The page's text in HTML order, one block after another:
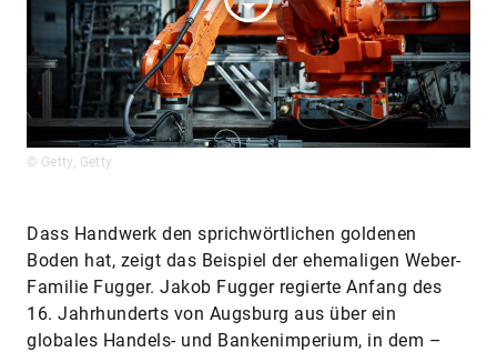
© Getty, Getty
Dass Handwerk den sprichwörtlichen goldenen
Boden hat, zeigt das Beispiel der ehemaligen Weber-
Familie Fugger. Jakob Fugger regierte Anfang des
16. Jahrhunderts von Augsburg aus über ein
globales Handels- und Bankenimperium, in dem –